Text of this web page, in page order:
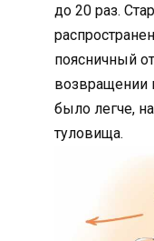
до 20 раз.
поясничный
возвращении
было легче,
туловища.